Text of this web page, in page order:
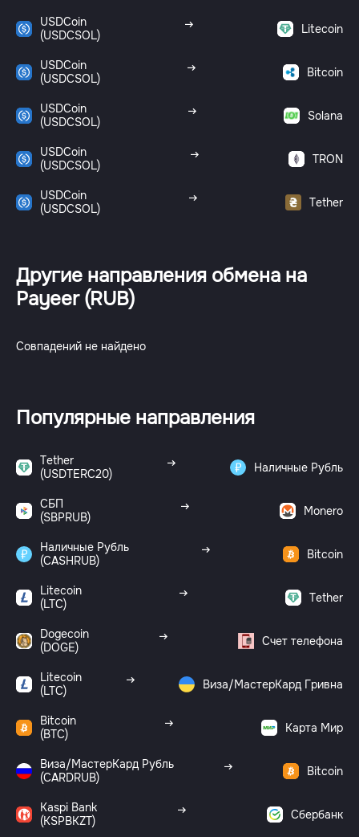
USDCoin
(USDCSOL)
Litecoin
USDCoin
(USDCSOL)
Bitcoin
USDCoin
(USDCSOL)
Solana
USDCoin
(USDCSOL)
TRON
USDCoin
(USDCSOL)
Tether
Другие направления обмена на
Payeer (RUB)
Совпадений не найдено
Популярные направления
Tether
(USDTERC20)
Наличные Рубль
СБП
(SBPRUB)
Monero
Наличные Рубль
(CASHRUB)
Bitcoin
Litecoin
(LTC)
Tether
Dogecoin
(DOGE)
Счет телефона
Litecoin
(LTC)
Виза/МастерКард Гривна
Bitcoin
(BTC)
Карта Мир
Виза/МастерКард Рубль
(CARDRUB)
Bitcoin
Kaspi Bank
(KSPBKZT)
Сбербанк